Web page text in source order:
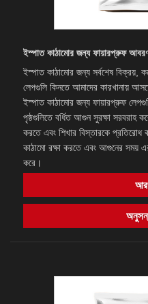
ইস্পাত কাঠামোর জন্য ফায়ারপ্রুফ
ইস্পাত কাঠামোর জন্য সর্বশেষ বিক্রয়,
লেপগুলি কিনতে আমাদের কারখানায়
ইস্পাত কাঠামোর জন্য ফায়ারপ্রুফ
পৃষ্ঠগুলিতে বর্ধিত আগুন সুরক্ষা
করতে এবং শিখার বিস্তারকে প্রতিরোধ
কাঠামো রক্ষা করতে এবং আগুনের সময়
করে।